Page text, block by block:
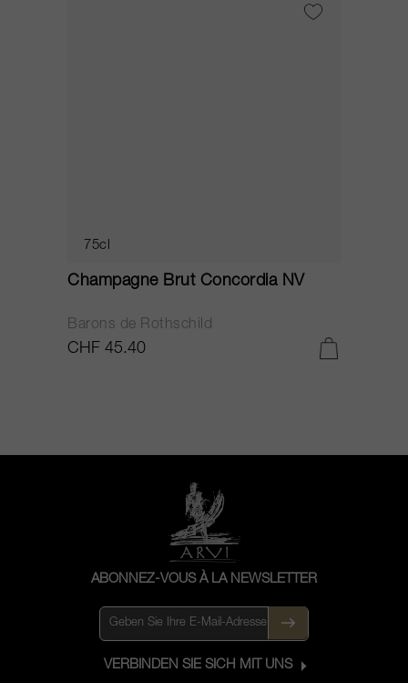
75cl
Champagne Brut Concordia NV
Barons de Rothschild
CHF 45.40
ABONNEZ-VOUS À LA NEWSLETTER
VERBINDEN SIE SICH MIT UNS